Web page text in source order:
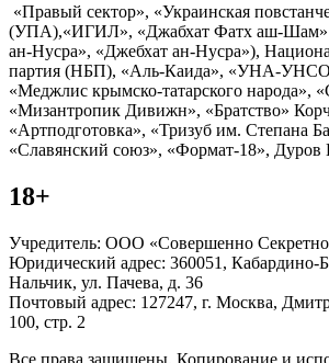
«Правый сектор», «Украинская
(УПА),«ИГИЛ», «Джабхат Фатх аш-Шам»
ан-Нусра», «Джебхат ан-Нусра»),
партия (НБП), «Аль-Каида», «УНА-
«Меджлис крымско-татарского народа»,
«Мизантропик Дивижн», «Братство»
«Артподготовка», «Тризуб им. Степана
«Славянский союз», «Формат-18», Дуров
18+
Учредитель: ООО «Совершенно
Юридический адрес: 360051, Кабардино-
Нальчик, ул. Пачева, д. 36
Почтовый адрес: 127247, г. Москва,
100, стр. 2
Все права защищены. Копирование и